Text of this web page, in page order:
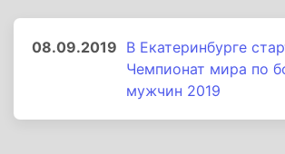
08.09.2019 В Екатеринбурге
Чемпионат мира по
мужчин 2019